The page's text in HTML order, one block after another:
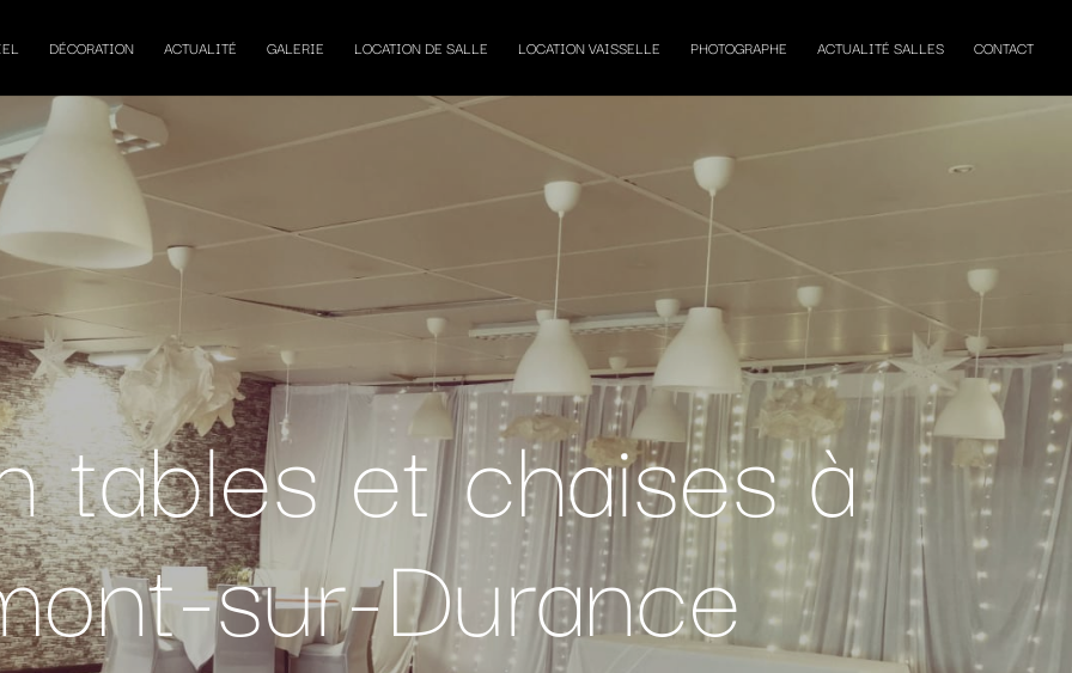
DÉCORATION ACTUALITÉ GALERIE LOCATION DE SALLE LOCATION VAISSELLE PHOTOGRAPHE ACTUALITÉ SALLES CONTACT
tables et chaises à
sur-Durance